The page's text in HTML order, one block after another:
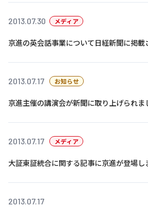
2013.07.30 メディア
京進の英会話事業について日経新聞に掲載
2013.07.17 お知らせ
京進主催の講演会が新聞に取り上げられま
2013.07.17 メディア
大証東証統合に関する記事に京進が登場し
2013.07.17